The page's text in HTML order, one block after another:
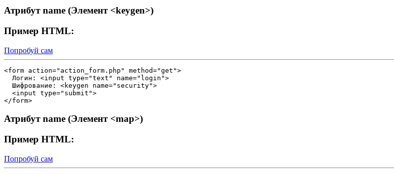
Атрибут name (Элемент <keygen>)
Пример HTML:
Попробуй сам
<form action="action_form.php" method="get">
  Логин: <input type="text" name="login">
  Шифрование: <keygen name="security">
  <input type="submit">
Атрибут name (Элемент <map>)
Пример HTML:
Попробуй сам